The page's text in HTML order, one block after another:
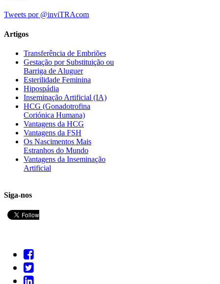
Tweets por @inviTRAcom
Artigos
Transferência de Embriões
Gestação por Substituição ou
Barriga de Aluguer
Esterilidade Feminina
Hipospádia
Inseminação Artificial (IA)
HCG (Gonadotrofina
Coriónica Humana)
Vantagens da HCG
Vantagens da FSH
Os Nascimentos Mais
Estranhos do Mundo
Vantagens da Inseminação
Artificial
Siga-nos